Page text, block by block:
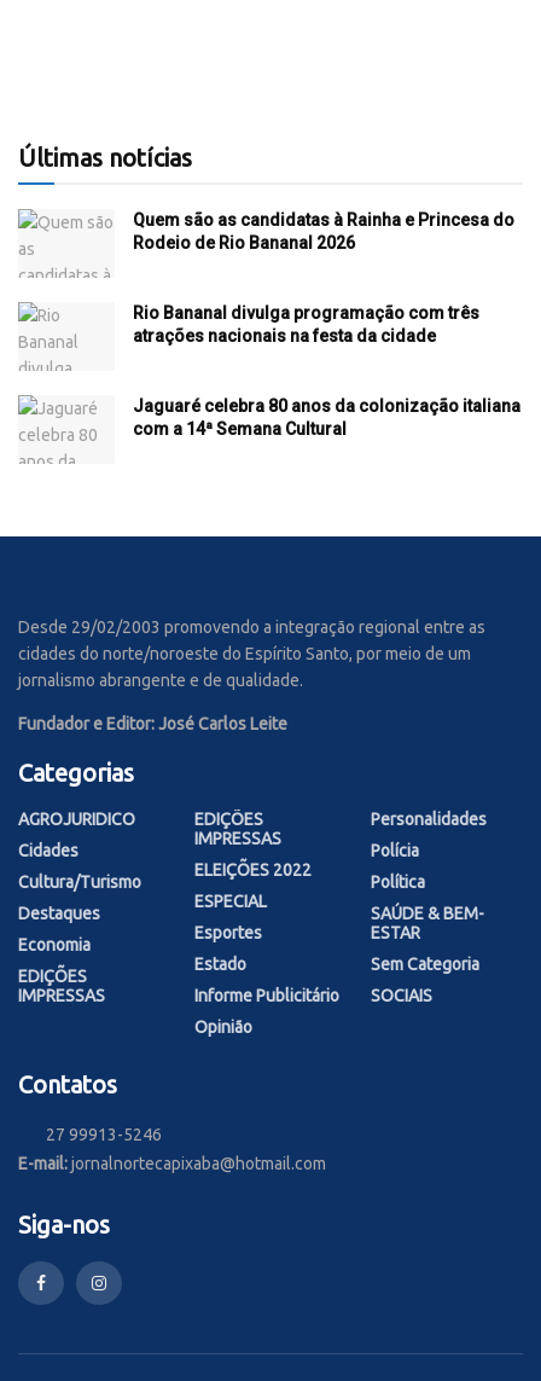
Últimas notícias
Quem são as candidatas à Rainha e Princesa do
Rodeio de Rio Bananal 2026
Rio Bananal divulga programação com três
atrações nacionais na festa da cidade
Jaguaré celebra 80 anos da colonização italiana
com a 14ª Semana Cultural
Desde 29/02/2003 promovendo a integração regional entre as
cidades do norte/noroeste do Espírito Santo, por meio de um
jornalismo abrangente e de qualidade.
Fundador e Editor: José Carlos Leite
Categorias
AGROJURIDICO
Cidades
Cultura/Turismo
Destaques
Economia
EDIÇÕES
IMPRESSAS
EDIÇÕES
IMPRESSAS
ELEIÇÕES 2022
ESPECIAL
Esportes
Estado
Informe Publicitário
Opinião
Personalidades
Polícia
Política
SAÚDE & BEM-
ESTAR
Sem Categoria
SOCIAIS
Contatos
27 99913-5246
E-mail:jornalnortecapixaba@hotmail.com
Siga-nos